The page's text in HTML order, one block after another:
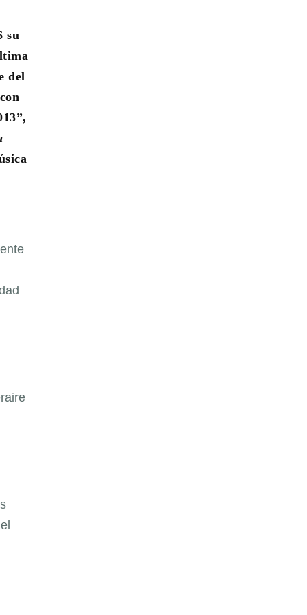
su
del